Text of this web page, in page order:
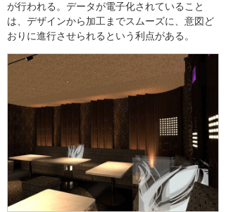
が行われる。データが電子化されていること
は、デザインから加工までスムーズに、意図ど
おりに進行させられるという利点がある。